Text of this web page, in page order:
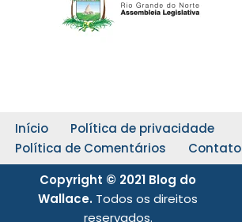
Início
Política de privacidade
Política de Comentários
Contato
Copyright © 2021 Blog do
Wallace. Todos os direitos
reservados.